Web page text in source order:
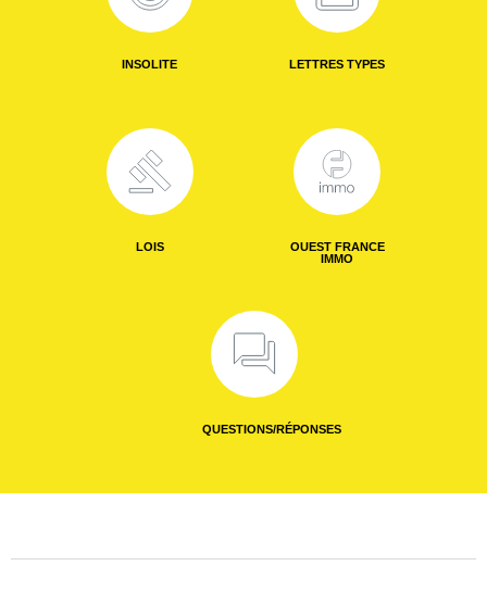
INSOLITE LETTRES TYPES
LOIS
OUEST FRANCE
IMMO
QUESTIONS/RÉPONSES